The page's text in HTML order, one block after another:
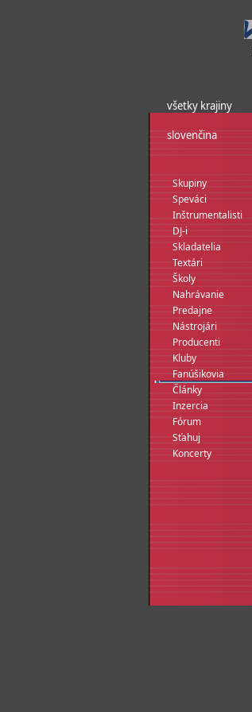
všetky krajiny
slovenčina
Skupiny
Speváci
Inštrumentalisti
DJ-i
Skladatelia
Textári
Školy
Nahrávanie
Predajne
Nástrojári
Producenti
Kluby
Fanúšikovia
Články
Inzercia
Fórum
Sťahuj
Koncerty